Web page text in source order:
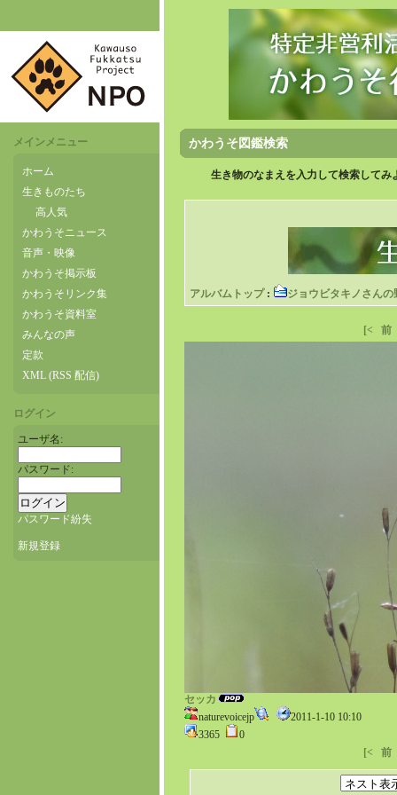
メインメニュー
ホーム
生きものたち
高人気
かわうそニュース
音声・映像
かわうそ掲示板
かわうそリンク集
かわうそ資料室
みんなの声
定款
XML (RSS 配信)
ログイン
ユーザ名:
パスワード:
パスワード紛失
新規登録
かわうそ図鑑検索
生き物のなまえを入力して検索して
アルバムトップ: ジョウビタキノさんの
[< 前
セッカ
naturevoicejp
2011-1-10 10:10
3365
0
[<
前